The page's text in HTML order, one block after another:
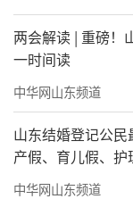
数量由3家增
(来源：海
两会解读 | 重磅！
一时间读
中华网山东频道
山东结婚登记公民
产假、育儿假、
中华网山东频道